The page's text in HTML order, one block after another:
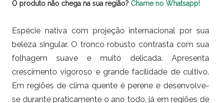
O produto não chega na sua região? Chame no Whatsapp!
Espécie nativa com projeção internacional por sua
beleza singular. O tronco robusto contrasta com sua
folhagem suave e muito delicada. Apresenta
crescimento vigoroso e grande facilidade de cultivo.
Em regiões de clima quente é perene e desenvolve-
se durante praticamente o ano todo, já em regiões de